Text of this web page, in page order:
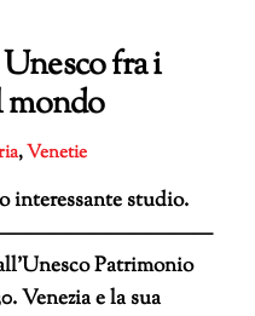
fra i
mondo
,Venetie
interessante studio.
Patrimonio
Venezia e la sua